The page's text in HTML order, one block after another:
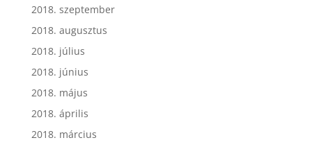
2018. szeptember
2018. augusztus
2018. július
2018. június
2018. május
2018. április
2018. március